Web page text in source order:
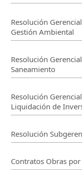
Resolución
Gestión Ambiental
Resolución
Saneamiento
Resolución
Liquidación de
Resolución
Contratos Obras